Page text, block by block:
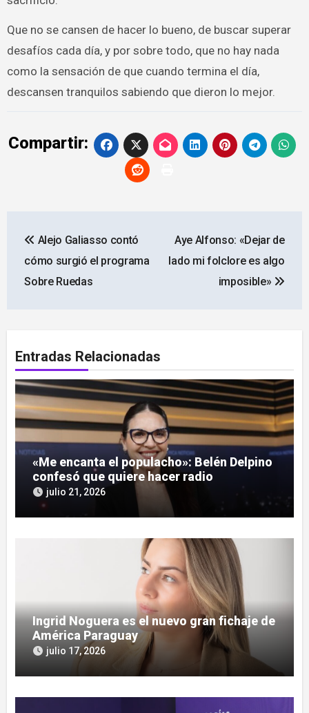
Que no se cansen de hacer lo bueno, de buscar superar
desafíos cada día, y por sobre todo, que no hay nada
como la sensación de que cuando termina el día,
descansen tranquilos sabiendo que dieron lo mejor.
Compartir:
de
entradas
Alejo Galiasso contó
cómo surgió el programa
Sobre Ruedas
Aye Alfonso: «Dejar de
lado mi folclore es algo
imposible»
Entradas Relacionadas
«Me encanta el populacho»: Belén Delpino
confesó que quiere hacer radio
julio 21, 2026
Ingrid Noguera es el nuevo gran fichaje de
América Paraguay
julio 17, 2026